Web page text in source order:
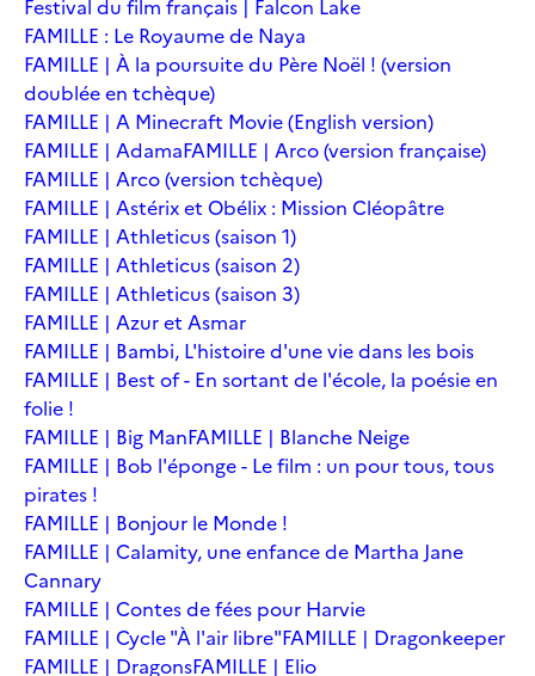
Festival du film français | Falcon Lake
FAMILLE : Le Royaume de Naya
FAMILLE | À la poursuite du Père Noël ! (version
doublée en tchèque)
FAMILLE | A Minecraft Movie (English version)
FAMILLE | AdamaFAMILLE | Arco (version française)
FAMILLE | Arco (version tchèque)
FAMILLE | Astérix et Obélix : Mission Cléopâtre
FAMILLE | Athleticus (saison 1)
FAMILLE | Athleticus (saison 2)
FAMILLE | Athleticus (saison 3)
FAMILLE | Azur et Asmar
FAMILLE | Bambi, L'histoire d'une vie dans les bois
FAMILLE | Best of - En sortant de l'école, la poésie en
folie !
FAMILLE | Big ManFAMILLE | Blanche Neige
FAMILLE | Bob l'éponge - Le film : un pour tous, tous
pirates !
FAMILLE | Bonjour le Monde !
FAMILLE | Calamity, une enfance de Martha Jane
Cannary
FAMILLE | Contes de fées pour Harvie
FAMILLE | Cycle "À l'air libre"FAMILLE | Dragonkeeper
FAMILLE | DragonsFAMILLE | Elio